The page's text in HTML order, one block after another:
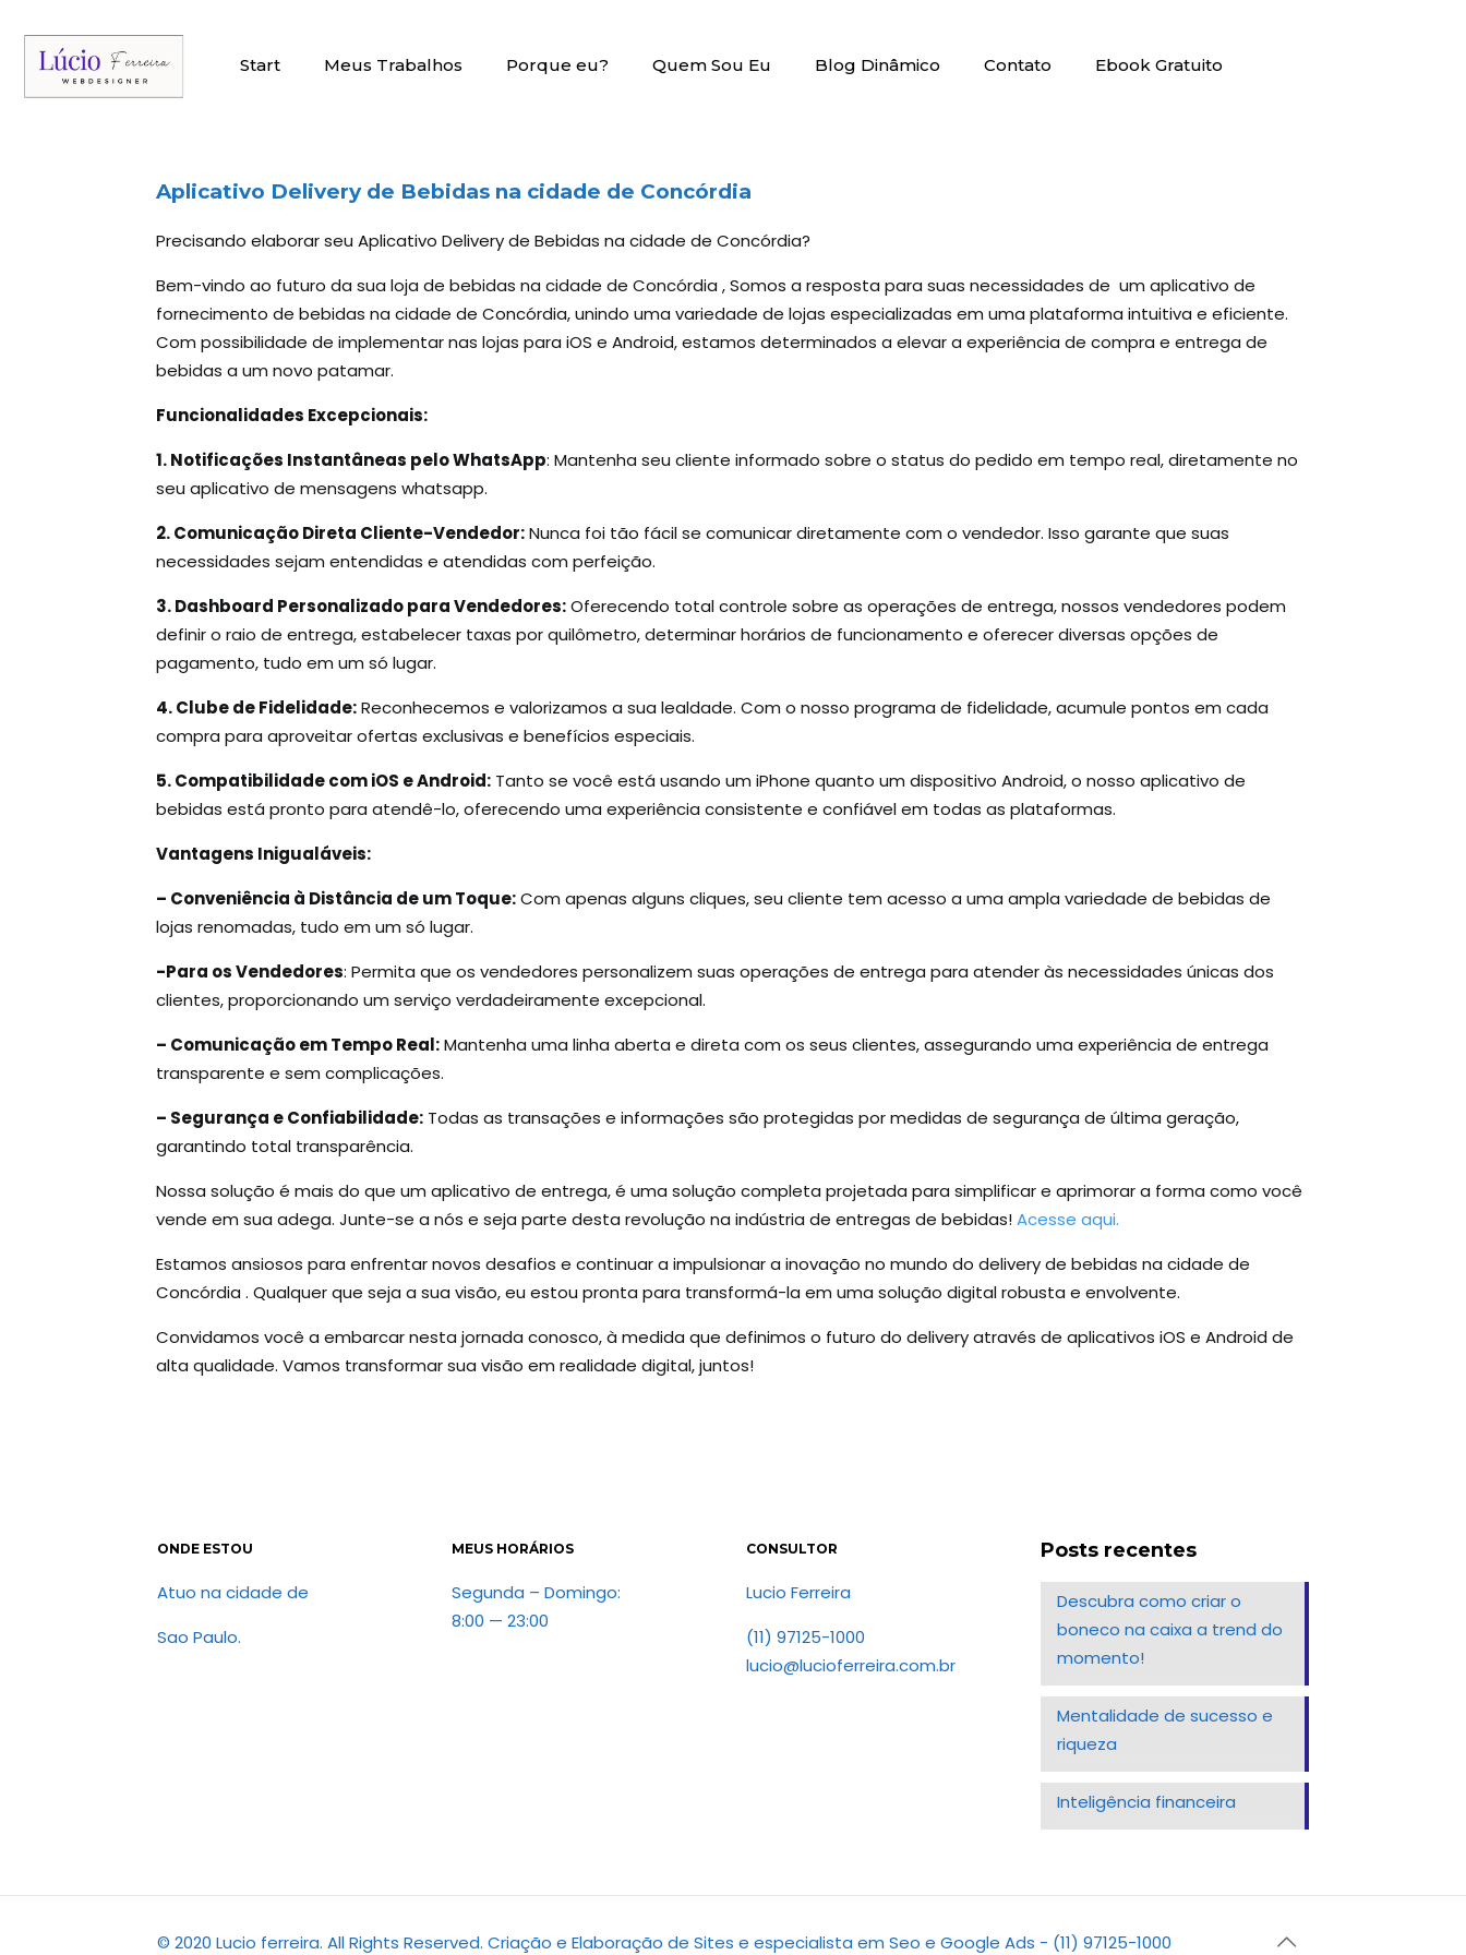
Start Meus Trabalhos Porque eu? Quem Sou Eu Blog Dinâmico Contato Ebook Gratuito
Aplicativo Deliveryde Bebidas na cidade de Concórdia
Precisando elaborar seu Aplicativo Delivery de Bebidas na cidade de Concórdia?
Bem-vindo ao futuro da sua loja de bebidas na cidade de Concórdia , Somos a resposta para suas necessidades de um aplicativo de
fornecimento de bebidas na cidade de Concórdia, unindo uma variedade de lojas especializadas em uma plataforma intuitiva e eficiente.
Com possibilidade de implementar nas lojas para iOS e Android, estamos determinados a elevar a experiência de compra e entrega de
bebidas a um novo patamar.
Funcionalidades Excepcionais:
1. Notificações Instantâneas pelo WhatsApp: Mantenha seu cliente informado sobre o status do pedido em tempo real, diretamente no
seu aplicativo de mensagens whatsapp.
2. Comunicação Direta Cliente-Vendedor:Nunca foi tão fácil se comunicar diretamente com o vendedor. Isso garante que suas
necessidades sejam entendidas e atendidas com perfeição.
3. Dashboard Personalizado para Vendedores:Oferecendo total controle sobre as operações de entrega, nossos vendedores podem
definir o raio de entrega, estabelecer taxas por quilômetro, determinar horários de funcionamento e oferecer diversas opções de
pagamento, tudo em um só lugar.
4. Clube de Fidelidade:Reconhecemos e valorizamos a sua lealdade. Com o nosso programa de fidelidade, acumule pontos em cada
compra para aproveitar ofertas exclusivas e benefícios especiais.
5. Compatibilidade com iOS e Android:Tanto se você está usando um iPhone quanto um dispositivo Android, o nosso aplicativo de
bebidas está pronto para atendê-lo, oferecendo uma experiência consistente e confiável em todas as plataformas.
Vantagens Inigualáveis:
– Conveniência à Distância de um Toque:Com apenas alguns cliques, seu cliente tem acesso a uma ampla variedade de bebidas de
lojas renomadas, tudo em um só lugar.
-Para os Vendedores: Permita que os vendedores personalizem suas operações de entrega para atender às necessidades únicas dos
clientes, proporcionando um serviço verdadeiramente excepcional.
– Comunicação em Tempo Real:Mantenha uma linha aberta e direta com os seus clientes, assegurando uma experiência de entrega
transparente e sem complicações.
– Segurança e Confiabilidade:Todas as transações e informações são protegidas por medidas de segurança de última geração,
garantindo total transparência.
Nossa solução é mais do que um aplicativo de entrega, é uma solução completa projetada para simplificar e aprimorar a forma como você
vende em sua adega. Junte-se a nós e seja parte desta revolução na indústria de entregas de bebidas!Acesse aqui.
Estamos ansiosos para enfrentar novos desafios e continuar a impulsionar a inovação no mundo do delivery de bebidas na cidade de
Concórdia . Qualquer que seja a sua visão, eu estou pronta para transformá-la em uma solução digital robusta e envolvente.
Convidamos você a embarcar nesta jornada conosco, à medida que definimos o futuro do delivery através de aplicativos iOS e Android de
alta qualidade. Vamos transformar sua visão em realidade digital, juntos!
ONDE ESTOU
Atuo na cidade de
Sao Paulo.
MEUS HORÁRIOS
Segunda – Domingo:
8:00 — 23:00
CONSULTOR
Lucio Ferreira
(11) 97125-1000
lucio@lucioferreira.com.br
Posts recentes
Descubra como criar o
boneco na caixa a trend do
momento!
Mentalidade de sucesso e
riqueza
Inteligência financeira
© 2020 Lucio ferreira. All Rights Reserved. Criação e Elaboração de Sites e especialista em Seo e Google Ads - (11) 97125-1000